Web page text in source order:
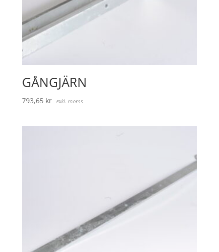
GÅNGJÄRN
793,65 kr exkl. moms